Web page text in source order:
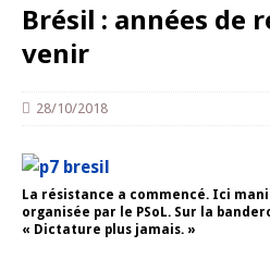
Brésil : années de
venir
28/10/2018
La résistance a commencé. Ici
organisée par le PSoL. Sur la
« Dictature plus jamais. »